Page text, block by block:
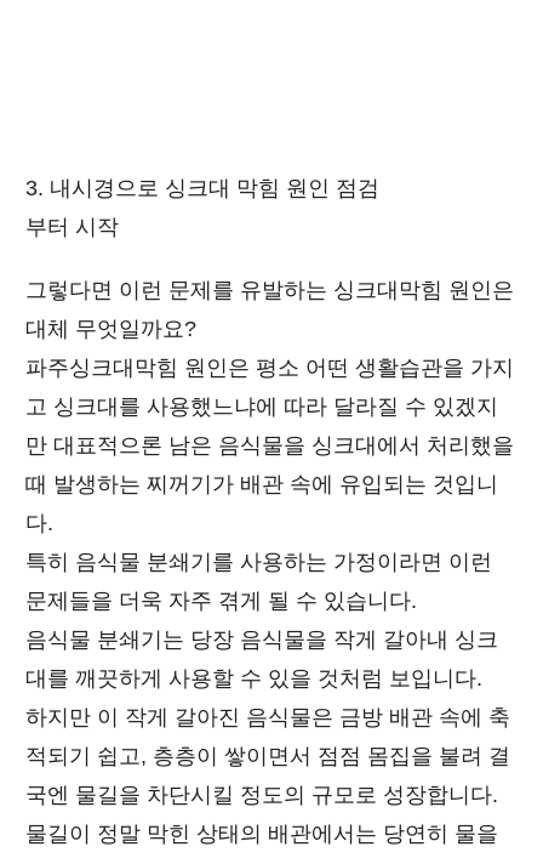
3. 내시경으로 싱크대 막힘 원인 점검
부터 시작
그렇다면 이런 문제를 유발하는 싱크대막힘 원인은
대체 무엇일까요?
파주싱크대막힘 원인은 평소 어떤 생활습관을 가지
고 싱크대를 사용했느냐에 따라 달라질 수 있겠지
만 대표적으론 남은 음식물을 싱크대에서 처리했을
때 발생하는 찌꺼기가 배관 속에 유입되는 것입니
다.
특히 음식물 분쇄기를 사용하는 가정이라면 이런
문제들을 더욱 자주 겪게 될 수 있습니다.
음식물 분쇄기는 당장 음식물을 작게 갈아내 싱크
대를 깨끗하게 사용할 수 있을 것처럼 보입니다.
하지만 이 작게 갈아진 음식물은 금방 배관 속에 축
적되기 쉽고, 층층이 쌓이면서 점점 몸집을 불려 결
국엔 물길을 차단시킬 정도의 규모로 성장합니다.
물길이 정말 막힌 상태의 배관에서는 당연히 물을